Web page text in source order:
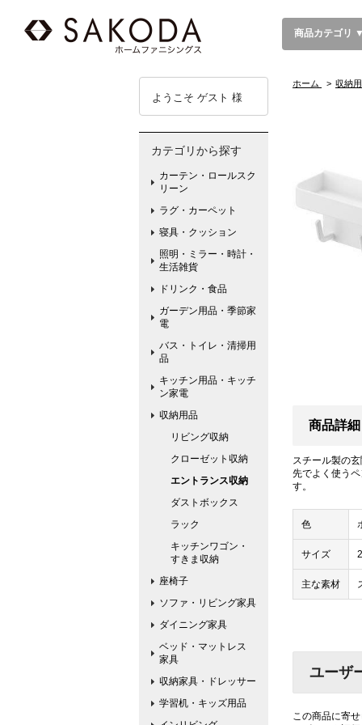
商品カテゴリ ▼
ホーム > 収納
商品詳細
スチール製の
先でよく使う
す。
色
サイズ
主な素材
ユーザ
この商品に寄
ようこそ ゲスト 様
カテゴリから探す
カーテン・ロールスク
リーン
ラグ・カーペット
寝具・クッション
照明・ミラー・時計・
生活雑貨
ドリンク・食品
ガーデン用品・季節家
電
バス・トイレ・清掃用
品
キッチン用品・キッチ
ン家電
収納用品
リビング収納
クローゼット収納
エントランス収納
ダストボックス
ラック
キッチンワゴン・
すきま収納
座椅子
ソファ・リビング家具
ダイニング家具
ベッド・マットレス
家具
収納家具・ドレッサー
学習机・キッズ用品